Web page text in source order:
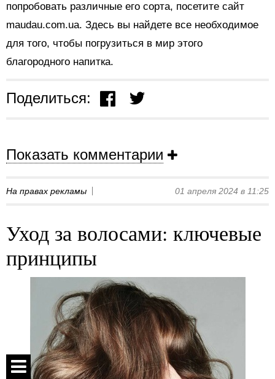
попробовать различные его сорта, посетите сайт
maudau.com.ua. Здесь вы найдете все необходимое
для того, чтобы погрузиться в мир этого
благородного напитка.
Поделиться:
Показать комментарии
На правах рекламы 01 апреля 2024 в 11:25
Уход за волосами: ключевые
принципы